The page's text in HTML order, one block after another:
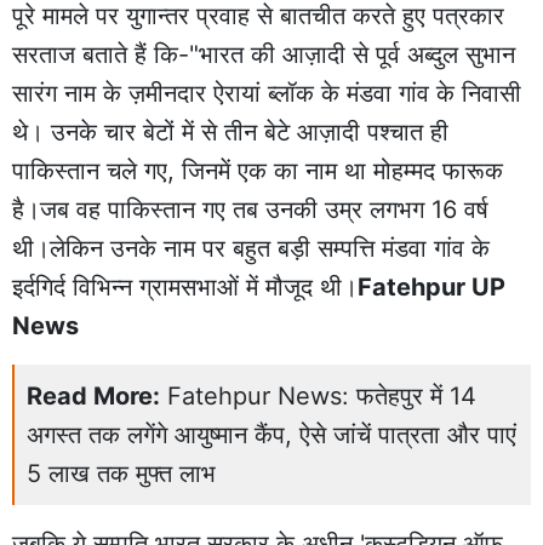
पूरे मामले पर युगान्तर प्रवाह से बातचीत करते हुए पत्रकार
सरताज बताते हैं कि-"भारत की आज़ादी से पूर्व अब्दुल सुभान
सारंग नाम के ज़मीनदार ऐरायां ब्लॉक के मंडवा गांव के निवासी
थे। उनके चार बेटों में से तीन बेटे आज़ादी पश्चात ही
पाकिस्तान चले गए, जिनमें एक का नाम था मोहम्मद फारूक
है।जब वह पाकिस्तान गए तब उनकी उम्र लगभग 16 वर्ष
थी।लेकिन उनके नाम पर बहुत बड़ी सम्पत्ति मंडवा गांव के
इर्दगिर्द विभिन्‍न ग्रामसभाओं में मौजूद थी। Fatehpur UP
News
Read More: Fatehpur News: फतेहपुर में 14
अगस्त तक लगेंगे आयुष्मान कैंप, ऐसे जांचें पात्रता और पाएं
5 लाख तक मुफ्त लाभ